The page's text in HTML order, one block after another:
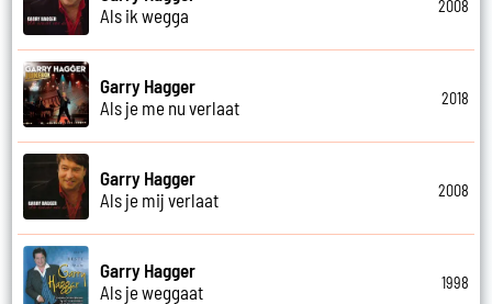
Als ik wegga
2008
Garry Hagger
Als je me nu verlaat
2018
Garry Hagger
Als je mij verlaat
2008
Garry Hagger
Als je weggaat
1998